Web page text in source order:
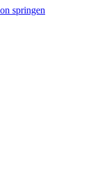
springen